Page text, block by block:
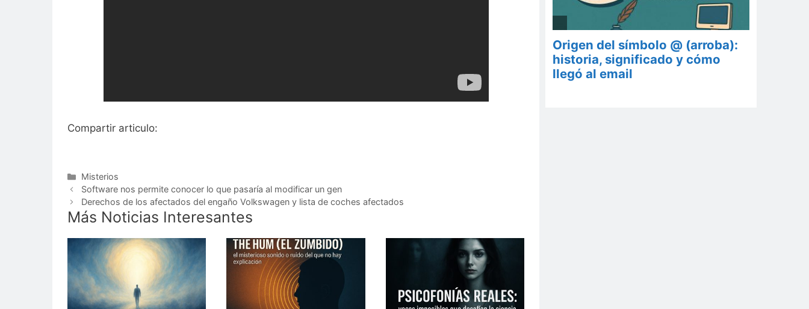
Compartir articulo:
Categorías
Misterios
Software nos permite conocer lo que pasaría al modificar un gen
Derechos de los afectados del engaño Volkswagen y lista de coches afectados
Más Noticias Interesantes